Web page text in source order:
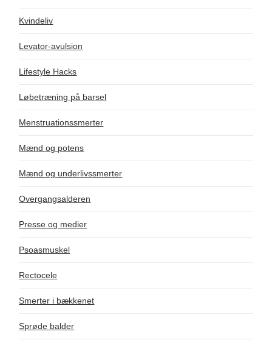
Kvindeliv
Levator-avulsion
Lifestyle Hacks
Løbetræning på barsel
Menstruationssmerter
Mænd og potens
Mænd og underlivssmerter
Overgangsalderen
Presse og medier
Psoasmuskel
Rectocele
Smerter i bækkenet
Sprøde balder